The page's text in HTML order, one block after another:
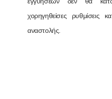
χορηγηθείσες ρυθμίσεις
αναστολής.